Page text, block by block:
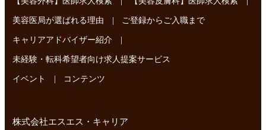
美容医局が選ばれる理由 | ご登録からご入職まで
キャリアアドバイザー紹介 |
未経験・転科希望者向け求人提案サービス
イベント | コンテンツ
株式会社エスエス・キャリア